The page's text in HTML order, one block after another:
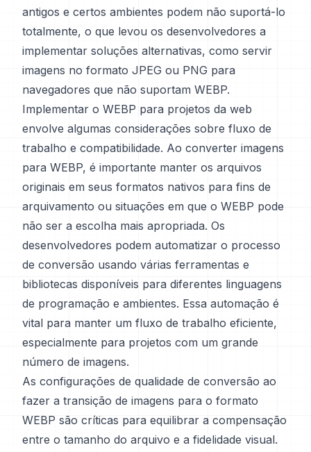
antigos e certos ambientes podem não suportá-lo
totalmente, o que levou os desenvolvedores a
implementar soluções alternativas, como servir
imagens no formato JPEG ou PNG para
navegadores que não suportam WEBP.
Implementar o WEBP para projetos da web
envolve algumas considerações sobre fluxo de
trabalho e compatibilidade. Ao converter imagens
para WEBP, é importante manter os arquivos
originais em seus formatos nativos para fins de
arquivamento ou situações em que o WEBP pode
não ser a escolha mais apropriada. Os
desenvolvedores podem automatizar o processo
de conversão usando várias ferramentas e
bibliotecas disponíveis para diferentes linguagens
de programação e ambientes. Essa automação é
vital para manter um fluxo de trabalho eficiente,
especialmente para projetos com um grande
número de imagens.
As configurações de qualidade de conversão ao
fazer a transição de imagens para o formato
WEBP são críticas para equilibrar a compensação
entre o tamanho do arquivo e a fidelidade visual.